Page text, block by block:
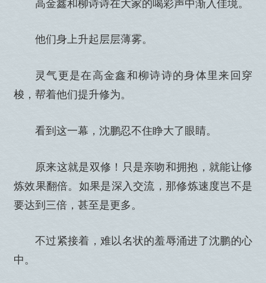
他们身上升起层层薄雾。
灵气更是在高金鑫和柳诗诗的身体里来回穿
梭，帮着他们提升修为。
看到这一幕，沈鹏忍不住睁大了眼睛。
原来这就是双修！只是亲吻和拥抱，就能让修
炼效果翻倍。如果是深入交流，那修炼速度岂不是
要达到三倍，甚至是更多。
不过紧接着，难以名状的羞辱涌进了沈鹏的心
中。